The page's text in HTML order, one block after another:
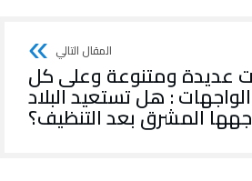
عديدة ومتنوعة وعلى كل
الواجهات : هل تستعيد البلاد
المشرق بعد التنظيف؟